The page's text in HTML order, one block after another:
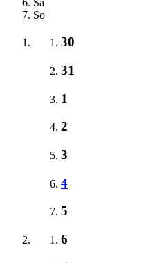
Sa
So
30
31
1
2
3
4
5
6